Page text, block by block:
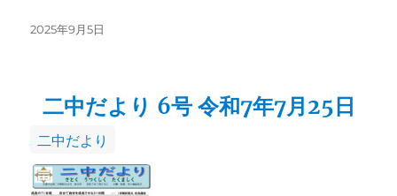
投
2025年9月5日
二中だより 6号 令和7年7月25日
カ
テ
ゴ
二中だより